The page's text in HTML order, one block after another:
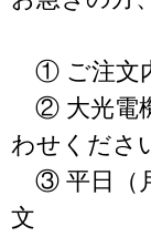
① ご注文
② 大光電
わせくださ
③ 平日（
文